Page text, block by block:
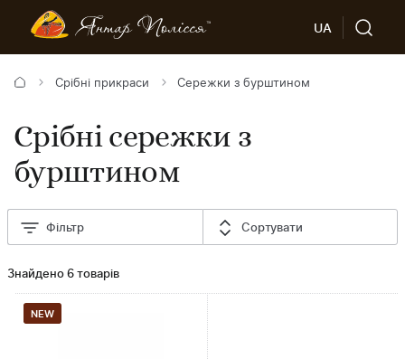
UA
Срібні прикраси Сережки з бурштином
Срібні сережки з
бурштином
Фільтр Сортувати
Знайдено 6 товарів
NEW